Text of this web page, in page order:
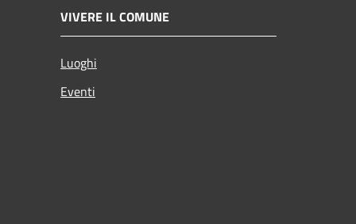
VIVERE IL COMUNE
Luoghi
Eventi